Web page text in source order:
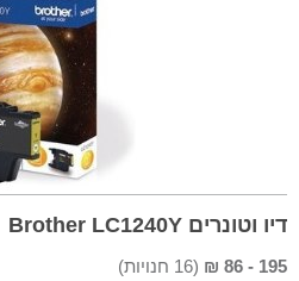
דיו וטונרים Brother LC1240Y
195
-
86
₪
(
16 חנויות)